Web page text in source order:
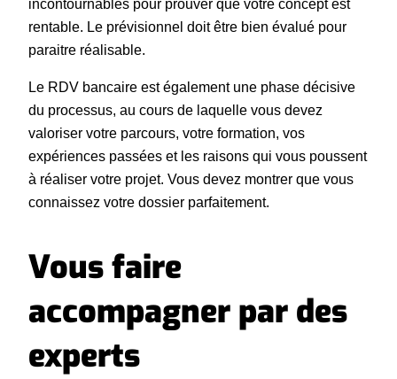
incontournables pour prouver que votre concept est
rentable. Le prévisionnel doit être bien évalué pour
paraitre réalisable.
Le RDV bancaire est également une phase décisive
du processus, au cours de laquelle vous devez
valoriser votre parcours, votre formation, vos
expériences passées et les raisons qui vous poussent
à réaliser votre projet. Vous devez montrer que vous
connaissez votre dossier parfaitement.
Vous faire
accompagner par des
experts